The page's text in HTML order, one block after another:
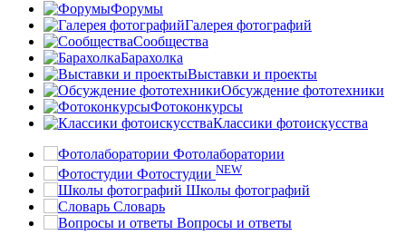
Форумы
Галерея фотографий
Сообщества
Барахолка
Выставки и проекты
Обсуждение фототехники
Фотоконкурсы
Классики фотоискусства
Фотолаборатории
Фотостудии NEW
Школы фотографий
Словарь
Вопросы и ответы